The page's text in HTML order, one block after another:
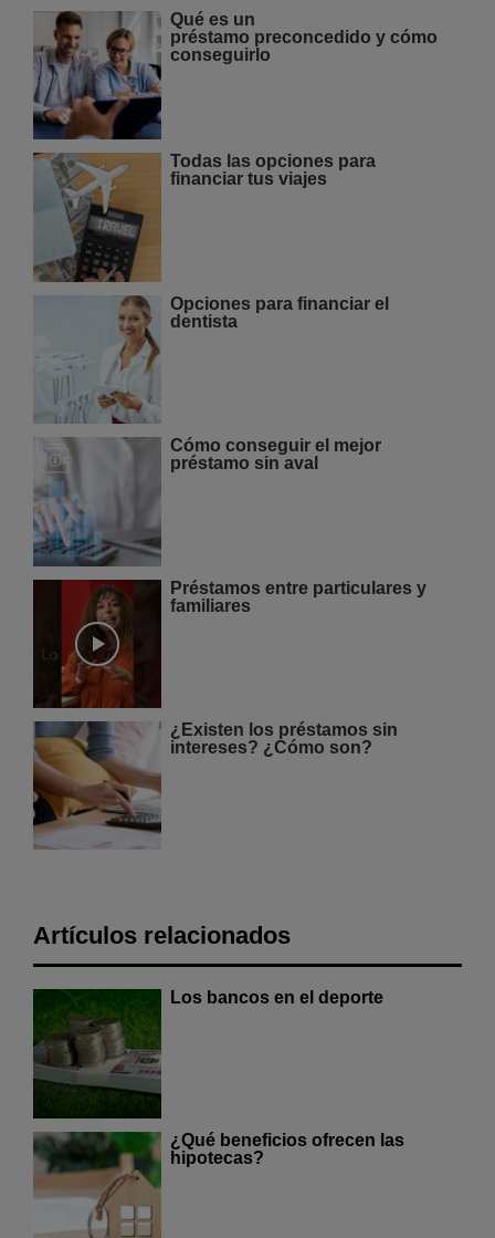
Qué es un
préstamo preconcedido y cómo
conseguirlo
Todas las opciones para
financiar tus viajes
Opciones para financiar el
dentista
Cómo conseguir el mejor
préstamo sin aval
Préstamos entre particulares y
familiares
¿Existen los préstamos sin
intereses? ¿Cómo son?
Artículos relacionados
Los bancos en el deporte
¿Qué beneficios ofrecen las
hipotecas?